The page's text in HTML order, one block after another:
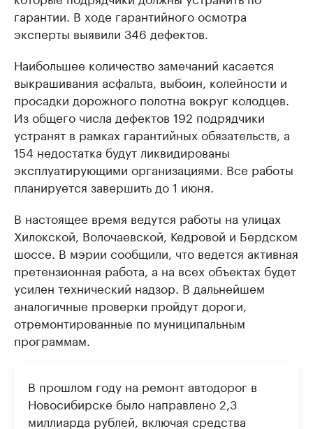
гарантии. В ходе гарантийного осмотра
эксперты выявили 346 дефектов.
Наибольшее количество замечаний касается
выкрашивания асфальта, выбоин, колейности и
просадки дорожного полотна вокруг колодцев.
Из общего числа дефектов 192 подрядчики
устранят в рамках гарантийных обязательств, а
154 недостатка будут ликвидированы
эксплуатирующими организациями. Все работы
планируется завершить до 1 июня.
В настоящее время ведутся работы на улицах
Хилокской, Волочаевской, Кедровой и Бердском
шоссе. В мэрии сообщили, что ведется активная
претензионная работа, а на всех объектах будет
усилен технический надзор. В дальнейшем
аналогичные проверки пройдут дороги,
отремонтированные по муниципальным
программам.
В прошлом году на ремонт автодорог в
Новосибирске было направлено 2,3
миллиарда рублей, включая средства